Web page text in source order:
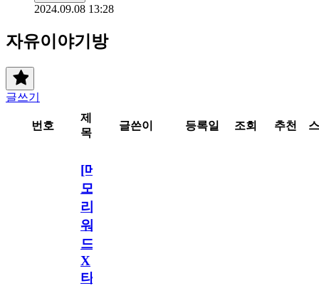
2024.09.08 13:28
자유이야기방
글쓰기
번호
제
목
글쓴이 등록일 조회 추천
[메
모
리
워
드
X
타